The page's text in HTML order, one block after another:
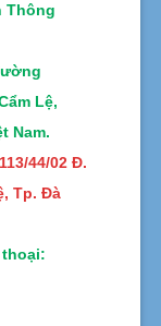
Thông
Lệ,
Nam.
44/02 Đ.
Tp. Đà